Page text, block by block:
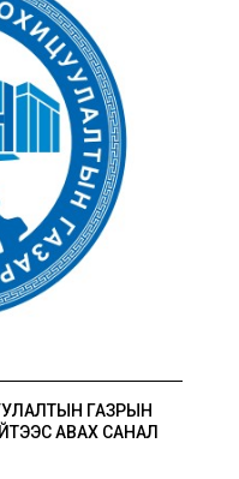
ГАЗРЫН
АВАХ САНАЛ